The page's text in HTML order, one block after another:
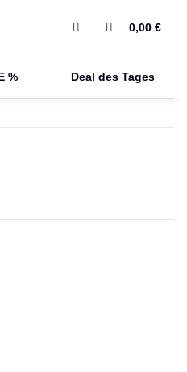
0,00 €
% Deal des Tages